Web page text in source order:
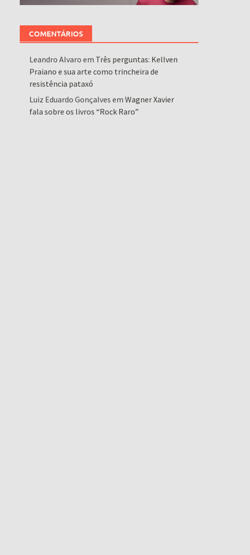
COMENTÁRIOS
Leandro Alvaro em Três perguntas: Kellven
Praiano e sua arte como trincheira de
resistência pataxó
Luiz Eduardo Gonçalves em Wagner Xavier
fala sobre os livros “Rock Raro”